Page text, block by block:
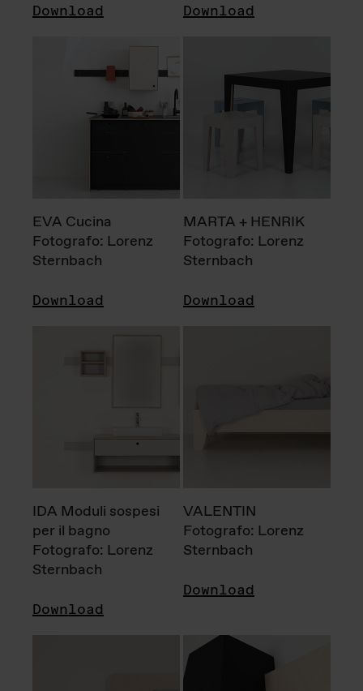
Download Download
EVA Cucina
Fotografo: Lorenz
Sternbach
Download
MARTA + HENRIK
Fotografo: Lorenz
Sternbach
Download
IDA Moduli sospesi
per il bagno
Fotografo: Lorenz
Sternbach
Download
VALENTIN
Fotografo: Lorenz
Sternbach
Download